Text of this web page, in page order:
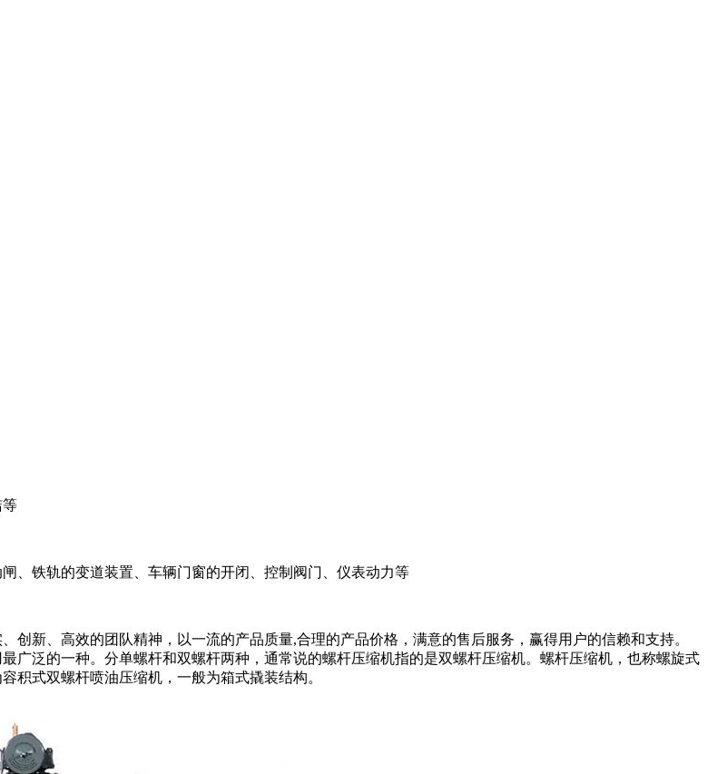
铁轨的变道装置、车辆门窗的开闭、控制阀门、仪表动力等
新、高效的团队精神，以一流的产品质量,合理的产品价格，满意的售后服务，赢得用户的信赖和支持。
广泛的一种。分单螺杆和双螺杆两种，通常说的螺杆压缩机指的是双螺杆压缩机。螺杆压缩机，也称螺旋式
积式双螺杆喷油压缩机，一般为箱式撬装结构。